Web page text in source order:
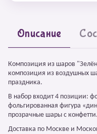
Описание
Композиция из шаров
композиция из воздушных
праздника.
В набор входит 4 позиции:
фольгированная фигура
прозрачные шары с конфетти.
Доставка по Москве и